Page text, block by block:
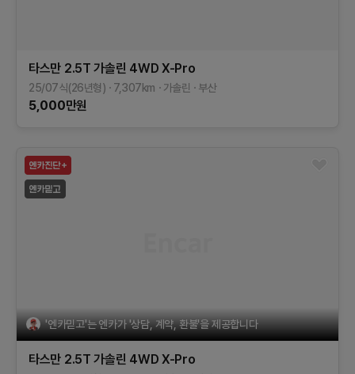
타스만 2.5T 가솔린 4WD X-Pro
25/07식(26년형) 7,307km 가솔린 부산
5,000만원
'엔카믿고'는 엔카가 '상담, 계약, 환불'을 제공합니다
타스만 2.5T 가솔린 4WD X-Pro